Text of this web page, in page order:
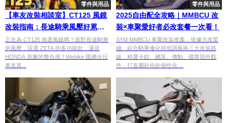
零件與用品
【車友改裝相談室】CT125 風鏡
改裝指南：長途騎乘風壓好累？
兼顧造型、防風與擴充性的台日
車友評價匯總
正在為 CT125 挑選風鏡嗎？面對長途騎乘
的風壓，該選 ZETA 的多功能款，還是
HONDA 原廠的整合感？Webike 匯總台日
車友真...
零件與用品
2025自由配全攻略｜MMBCU 改
裝×車聚愛好者必改套餐一次看！
SYM MMBCU 車聚改裝推薦，依據大改緊
繃、綜合騎乘優化與低調風格三大改裝路
線，精選卡鉗、總泵、傳動、碟盤與外觀
件，打造屬於你的個性化 ...